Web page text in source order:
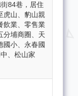
84巷，居住
虎山、豹山親
飲業、零售業
分埔商圈、天
國小、永春國
、松山家